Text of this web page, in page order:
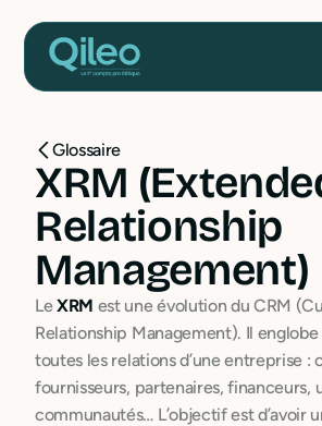
Glossaire
XRM
Relationship
Management)
LeXRM est une évolution du CRM
Relationship Management). Il
toutes les relations d’une entreprise :
fournisseurs, partenaires, financeurs,
communautés… L’objectif est d’avoir